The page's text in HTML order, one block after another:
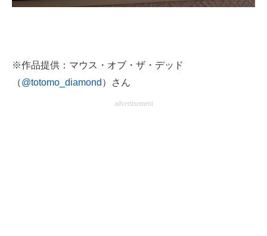
※作品提供：マウス・オブ・ザ・デッド
（@totomo_diamond ）さん
advertisement